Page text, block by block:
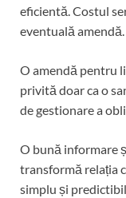
eficientă. Costul
eventuală amendă.
O amendă pentru
privită doar ca o
de gestionare a
O bună informare
transformă relația
simplu și